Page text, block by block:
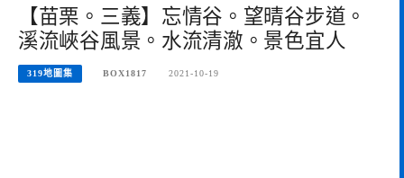
【苗栗。三義】忘情谷。望晴谷步道。
溪流峽谷風景。水流清澈。景色宜人
319地圖集 BOX1817 2021-10-19